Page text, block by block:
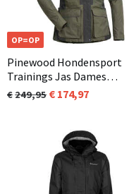
OP=OP
Pinewood Hondensport
Trainings Jas Dames
Mosgroen / Zwart (153) 2.0
249,95 174,97